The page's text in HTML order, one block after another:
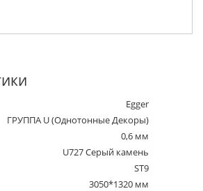
Egger
ГРУППА U (Однотонные Декоры)
0,6 мм
U727 Серый камень
ST9
3050*1320 мм